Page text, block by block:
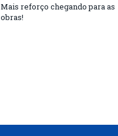
Mais reforço chegando para as
obras!